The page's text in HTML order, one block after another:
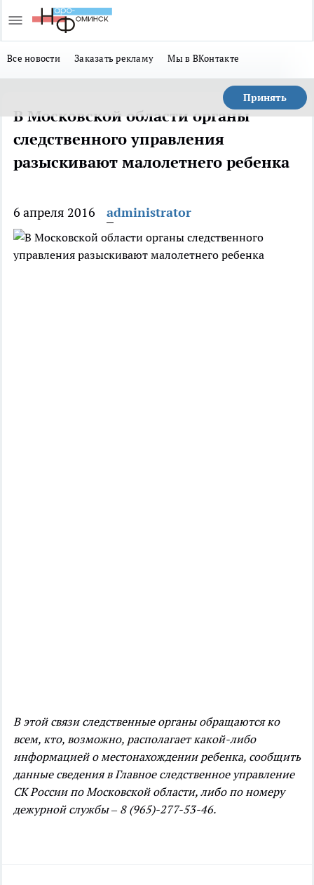
Все новости Заказать рекламу Мы в ВКонтакте
Принять
В Московской области органы
следственного управления
разыскивают малолетнего ребенка
6 апреля 2016 administrator
В этой связи следственные органы обращаются ко
всем, кто, возможно, располагает какой-либо
информацией о местонахождении ребенка, сообщить
данные сведения в Главное следственное управление
СК России по Московской области, либо по номеру
дежурной службы – 8 (965)-277-53-46.